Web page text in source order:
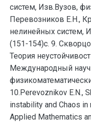
систем, Изв.Вузов,
Перевозников Е.Н.,
нелинейных систем,
(151-154)с. 9.
Теория
Международный
10.Perevoznikov E.N.,
instability and Chaos
Applied Mathematics